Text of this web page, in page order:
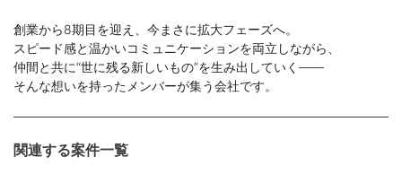
創業から8期目を迎え、今まさに拡大フェーズへ。
スピード感と温かいコミュニケーションを両立しながら、
仲間と共に“世に残る新しいもの”を生み出していく――
そんな想いを持ったメンバーが集う会社です。
関連する案件一覧